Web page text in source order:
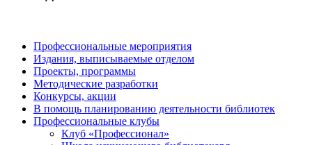
Профессиональные мероприятия
Издания, выписываемые отделом
Проекты, программы
Методические разработки
Конкурсы, акции
В помощь планированию деятельности библиотек
Профессиональные клубы
Клуб «Профессионал»